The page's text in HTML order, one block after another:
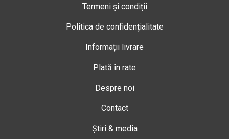
Termeni și condiții
Politica de confidențialitate
Informații livrare
Plată în rate
Despre noi
Contact
Știri & media